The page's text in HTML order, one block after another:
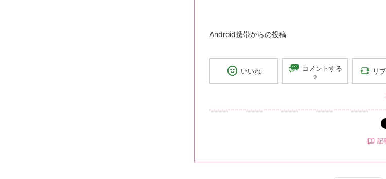
Android携帯からの投稿
いいね コメントする
9
リ
記